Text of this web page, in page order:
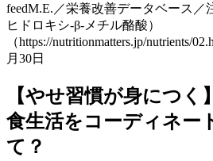
feedM.E.／栄養改善データベース／
ヒドロキシ‐β‐メチル酪酸）
（https://nutritionmatters.jp/nutrients/
月30日
【やせ習慣が身につく
食生活をコーディネー
て？